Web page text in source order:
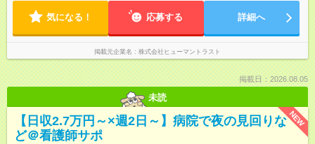
気になる！ 応募する 詳細へ
掲載元企業名 株式会社ヒューマントラスト
掲載日：2026.08.05
未読
NEW
【日収2.7万円～×週2日～】病院で夜の見回りな
ど＠看護師サポ